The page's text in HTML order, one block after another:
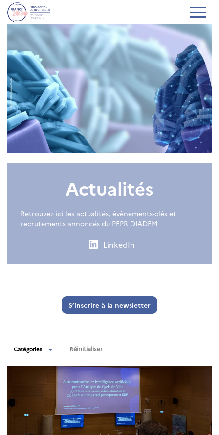
Actualités
Retrouvez ici les actualités, évènements-clés et
recrutements annoncés du PEPR DIADEM
LinkedIn
S’inscrire à la newsletter
Catégories
Actualités
Réinitialiser